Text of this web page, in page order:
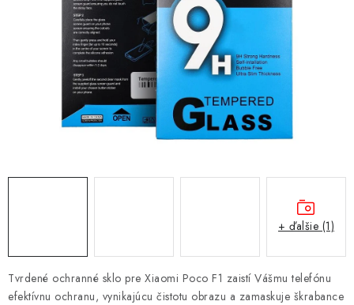
SLÚCHADLÁ, REPRODUKTORY A MIKROFÓNY
AUTO MOTO
EXKLUZÍVNE ZNAČKY
PRÍSLUŠENSTVO K NOTEBOOKOM A PC
Tvrdené ochranné sklo pre Xiaomi Poco F1 zaistí Vášmu telefónu
efektívnu ochranu, vynikajúcu čistotu obrazu a zamaskuje škrabance
+ ďalšie (1)